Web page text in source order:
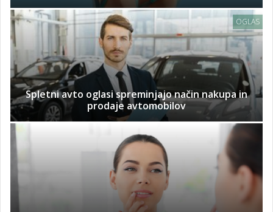
OGLAS
Spletni avto oglasi spreminjajo način nakupa in
prodaje avtomobilov